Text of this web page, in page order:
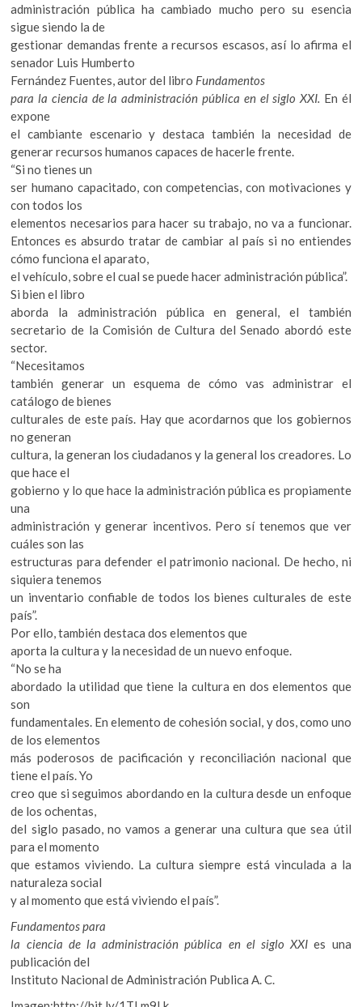
administración pública ha cambiado mucho pero su esencia
sigue siendo la de
gestionar demandas frente a recursos escasos, así lo afirma el
senador Luis Humberto
Fernández Fuentes, autor del libro Fundamentos
para la ciencia de la administración pública en el siglo XXI. En él
expone
el cambiante escenario y destaca también la necesidad de
generar recursos humanos capaces de hacerle frente.
“Si no tienes un
ser humano capacitado, con competencias, con motivaciones y
con todos los
elementos necesarios para hacer su trabajo, no va a funcionar.
Entonces es absurdo tratar de cambiar al país si no entiendes
cómo funciona el aparato,
el vehículo, sobre el cual se puede hacer administración pública”.
Si bien el libro
aborda la administración pública en general, el también
secretario de la Comisión de Cultura del Senado abordó este
sector.
“Necesitamos
también generar un esquema de cómo vas administrar el
catálogo de bienes
culturales de este país. Hay que acordarnos que los gobiernos
no generan
cultura, la generan los ciudadanos y la general los creadores. Lo
que hace el
gobierno y lo que hace la administración pública es propiamente
una
administración y generar incentivos. Pero sí tenemos que ver
cuáles son las
estructuras para defender el patrimonio nacional. De hecho, ni
siquiera tenemos
un inventario confiable de todos los bienes culturales de este
país”.
Por ello, también destaca dos elementos que
aporta la cultura y la necesidad de un nuevo enfoque.
“No se ha
abordado la utilidad que tiene la cultura en dos elementos que
son
fundamentales. En elemento de cohesión social, y dos, como uno
de los elementos
más poderosos de pacificación y reconciliación nacional que
tiene el país. Yo
creo que si seguimos abordando en la cultura desde un enfoque
de los ochentas,
del siglo pasado, no vamos a generar una cultura que sea útil
para el momento
que estamos viviendo. La cultura siempre está vinculada a la
naturaleza social
y al momento que está viviendo el país”.
Fundamentos para
la ciencia de la administración pública en el siglo XXI es una
publicación del
Instituto Nacional de Administración Publica A. C.